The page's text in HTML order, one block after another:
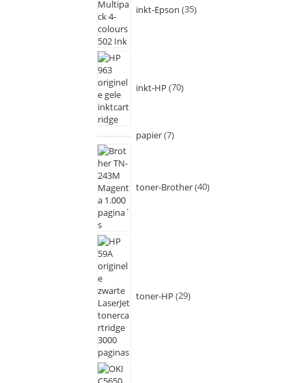
inkt-Epson 35
inkt-HP 70
papier 7
toner-Brother 40
toner-HP 29